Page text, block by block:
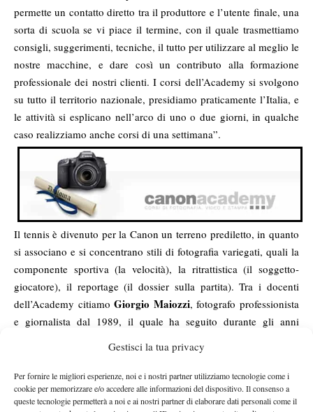
Gestisci la tua privacy
Per fornire le migliori esperienze, noi e i nostri partner utilizziamo tecnologie come i
cookie per memorizzare e/o accedere alle informazioni del dispositivo. Il consenso a
queste tecnologie permetterà a noi e ai nostri partner di elaborare dati personali come il
permette un contatto diretto tra il produttore e l’utente finale, una
sorta di scuola se vi piace il termine, con il quale trasmettiamo
consigli, suggerimenti, tecniche, il tutto per utilizzare al meglio le
nostre macchine, e dare così un contributo alla formazione
professionale dei nostri clienti. I corsi dell’Academy si svolgono
su tutto il territorio nazionale, presidiamo praticamente l’Italia, e
le attività si esplicano nell’arco di uno o due giorni, in qualche
caso realizziamo anche corsi di una settimana”.
Il tennis è divenuto per la Canon un terreno prediletto, in quanto
si associano e si concentrano stili di fotografia variegati, quali la
componente sportiva (la velocità), la ritrattistica (il soggetto-
giocatore), il reportage (il dossier sulla partita). Tra i docenti
dell’Academy citiamoGiorgio Maiozzi, fotografo professionista
e giornalista dal 1989, il quale ha seguito durante gli anni
lavorato con tante testate specializzate, e non manca un
appuntamento con gli Internazionali d’Italia dal 1988. Maiozzi
dispensa la sua esperienza agli allievi con consigli legati al
‘’come’’ e ‘’cosa’’ si fotografa da bordo campo. “I corsi della